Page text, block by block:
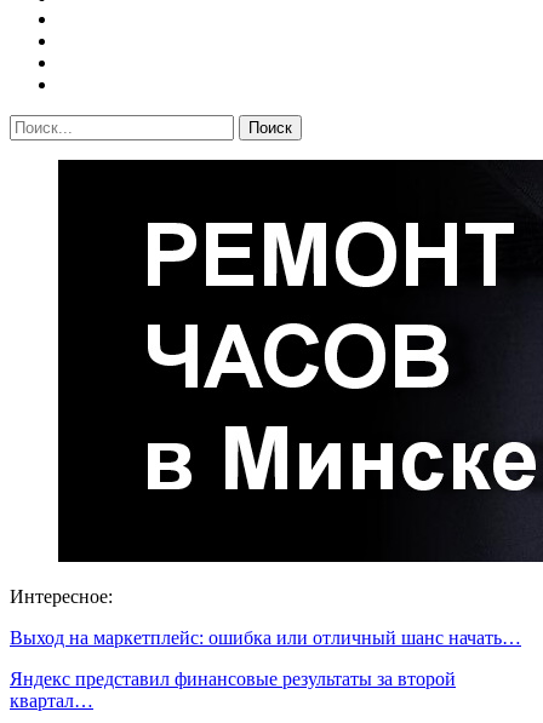
Интересное:
Выход на маркетплейс: ошибка или отличный шанс начать…
Яндекс представил финансовые результаты за второй
квартал…